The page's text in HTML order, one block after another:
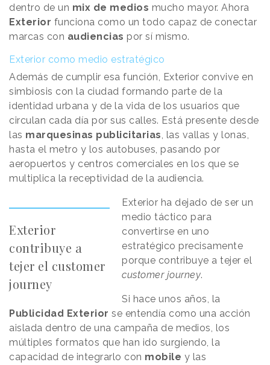
dentro de un mix de medios mucho mayor. Ahora
Exterior funciona como un todo capaz de conectar
marcas con audiencias por sí mismo.
Exterior como medio estratégico
Además de cumplir esa función, Exterior convive en
simbiosis con la ciudad formando parte de la
identidad urbana y de la vida de los usuarios que
circulan cada día por sus calles. Está presente desde
las marquesinas publicitarias, las vallas y lonas,
hasta el metro y los autobuses, pasando por
aeropuertos y centros comerciales en los que se
multiplica la receptividad de la audiencia.
Exterior
contribuye a
tejer el customer
journey
Exterior ha dejado de ser un
medio táctico para
convertirse en uno
estratégico precisamente
porque contribuye a tejer el
customer journey.
Si hace unos años, la
Publicidad Exterior se entendía como una acción
aislada dentro de una campaña de medios, los
múltiples formatos que han ido surgiendo, la
capacidad de integrarlo con mobile y las